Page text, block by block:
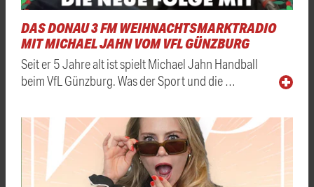
DAS DONAU 3 FM WEIHNACHTSMARKTRADIO
MIT MICHAEL JAHN VOM VFL GÜNZBURG
Seit er 5 Jahre alt ist spielt Michael Jahn Handball
beim VfL Günzburg. Was der Sport und die …